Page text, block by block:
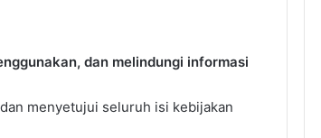
dan melindungi informasi
menyetujui seluruh isi kebijakan